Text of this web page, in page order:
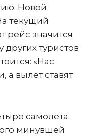
Новой
текущий
рейс значится
туристов
«Нас
а вылет ставят
самолета.
минувшей